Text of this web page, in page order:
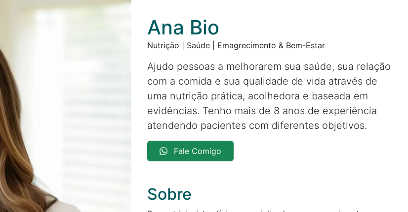
Ana Bio
Nutrição | Saúde | Emagrecimento & Bem-Estar
Ajudo pessoas a melhorarem sua saúde, sua relação
com a comida e sua qualidade de vida através de
uma nutrição prática, acolhedora e baseada em
evidências. Tenho mais de 8 anos de experiência
atendendo pacientes com diferentes objetivos.
Fale Comigo
Sobre